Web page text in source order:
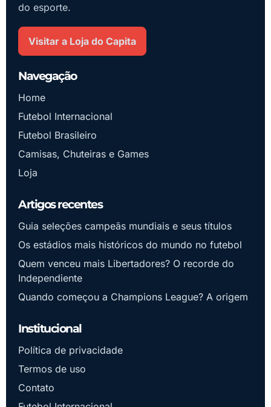
do esporte.
Visitar a Loja do Capita
Navegação
Home
Futebol Internacional
Futebol Brasileiro
Camisas, Chuteiras e Games
Loja
Artigos recentes
Guia seleções campeãs mundiais e seus títulos
Os estádios mais históricos do mundo no futebol
Quem venceu mais Libertadores? O recorde do
Independiente
Quando começou a Champions League? A origem
Institucional
Política de privacidade
Termos de uso
Contato